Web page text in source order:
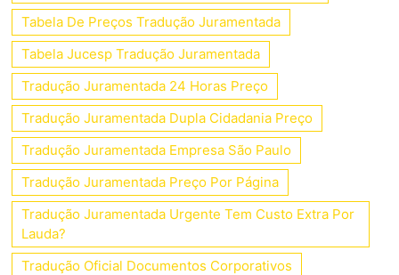
Tabela De Preços Tradução Juramentada
Tabela Jucesp Tradução Juramentada
Tradução Juramentada 24 Horas Preço
Tradução Juramentada Dupla Cidadania Preço
Tradução Juramentada Empresa São Paulo
Tradução Juramentada Preço Por Página
Tradução Juramentada Urgente Tem Custo Extra Por
Lauda?
Tradução Oficial Documentos Corporativos